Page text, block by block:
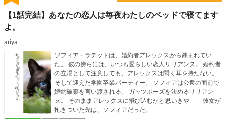
【1話完結】あなたの恋人は毎夜わたしのベッドで寝てます
よ。
ariya
ソフィア・ラテットは、婚約者アレックスから疎まれてい
た。 彼の傍らには、いつも愛らしい恋人リリアンヌ。 婚約者
の立場として注意しても、アレックスは聞く耳を持たない。
そして迎えた学園卒業パーティー。 ソフィアは公衆の面前で
婚約破棄を言い渡される。 ガッツポーズを決めるリリアン
ヌ。 そのままアレックスに飛び込むかと思いきや―― 彼女が
抱きついた先は、ソフィアだった。